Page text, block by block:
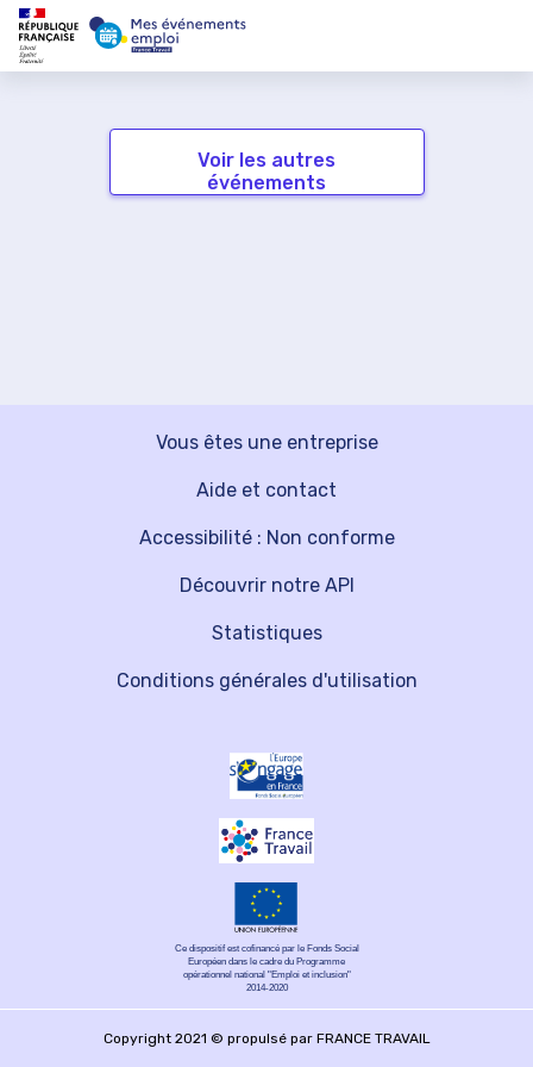
Voir les autres
événements
Vous êtes une entreprise
Découvrir notre API
Aide et contact
Statistiques
Accessibilité : Non conforme
Conditions générales d'utilisation
Ce dispositif est cofinancé par le Fonds Social
Européen dans le cadre du Programme
opérationnel national "Emploi et inclusion"
2014-2020
Copyright 2021 © propulsé par FRANCE TRAVAIL